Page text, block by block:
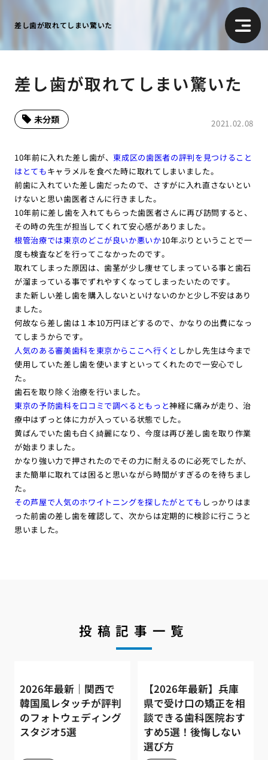
差し歯が取れてしまい驚いた
差し歯が取れてしまい驚いた
2021.02.08
未分類
10年前に入れた差し歯が、東成区の歯医者の評判を見つけること
はとてもキャラメルを食べた時に取れてしまいました。
前歯に入れていた差し歯だったので、さすがに入れ直さないとい
けないと思い歯医者さんに行きました。
10年前に差し歯を入れてもらった歯医者さんに再び訪問すると、
その時の先生が担当してくれて安心感がありました。
根管治療では東京のどこが良いか悪いか10年ぶりということで一
度も検査などを行ってこなかったのです。
取れてしまった原因は、歯茎が少し痩せてしまっている事と歯石
が溜まっている事でずれやすくなってしまったいたのです。
また新しい差し歯を購入しないといけないのかと少し不安はあり
ました。
何故なら差し歯は１本10万円ほどするので、かなりの出費になっ
てしまうからです。
人気のある審美歯科を東京からここへ行くと しかし先生は今まで
使用していた差し歯を使いますといってくれたので一安心でし
た。
歯石を取り除く治療を行いました。
東京の予防歯科を口コミで調べるともっと神経に痛みが走り、治
療中はずっと体に力が入っている状態でした。
黄ばんでいた歯も白く綺麗になり、今度は再び差し歯を取り作業
が始まりました。
かなり強い力で押されたのでその力に耐えるのに必死でしたが、
また簡単に取れては困ると思いながら時間がすぎるのを待ちまし
た。
その芦屋で人気のホワイトニングを探したがとても しっかりはま
った前歯の差し歯を確認して、次からは定期的に検診に行こうと
思いました。
投稿記事一覧
2026年最新｜関西で
韓国風レタッチが評判
のフォトウェディング
スタジオ5選
【2026年最新】兵庫
県で受け口の矯正を相
談できる歯科医院おす
すめ5選！後悔しない
選び方